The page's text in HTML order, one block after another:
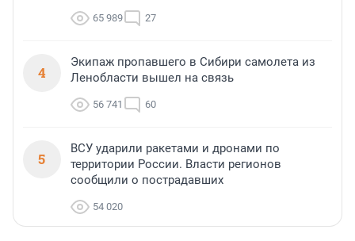
65 989 27
4
Экипаж пропавшего в Сибири самолета из
Ленобласти вышел на связь
56 741 60
5
ВСУ ударили ракетами и дронами по
территории России. Власти регионов
сообщили о пострадавших
54 020